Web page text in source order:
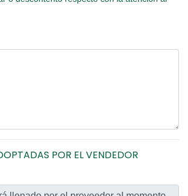
POR EL VENDEDOR